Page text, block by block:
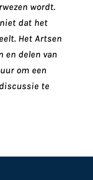
wordt.
dat het
Het Artsen
en delen van
om een
te